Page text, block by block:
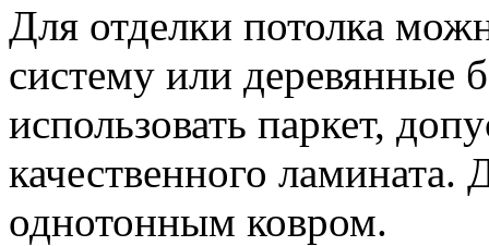
Для отделки потолка
систему или деревянные
использовать паркет,
качественного
однотонным ковром.